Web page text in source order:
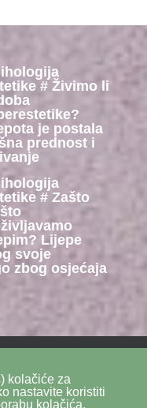
kolačiće za
nastavite koristiti
kolačića.
# Živimo li
je postala
prednost i
# Zašto
Lijepe
svoje
zbog osjećaja
SiteMap